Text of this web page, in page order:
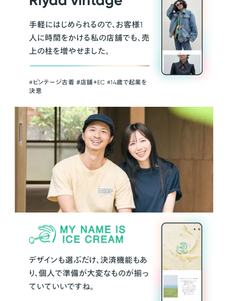
手軽にはじめられるので、お客様1
人に時間をかける私の店舗でも、売
上の柱を増やせました。
#ビンテージ古着 ＃店舗＋EC #14歳で起業を
決意
デザインも選ぶだけ、決済機能もあ
り、個人で準備が大変なものが揃っ
ていていいですね。